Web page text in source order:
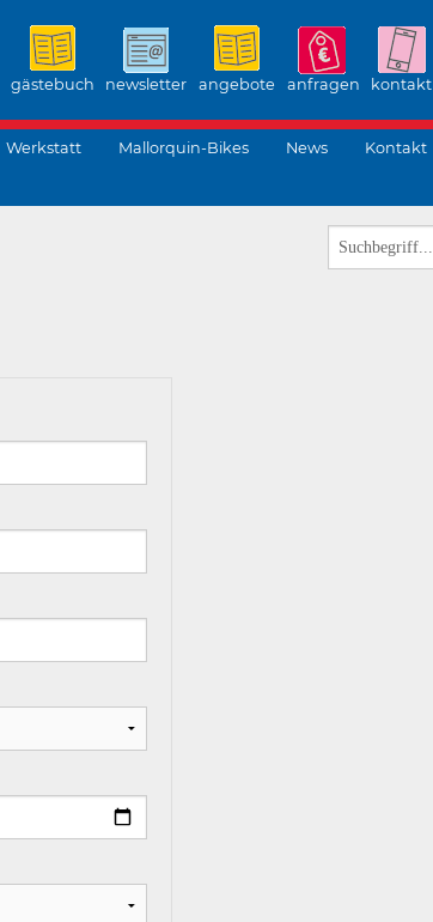
gästebuch newsletter angebote anfragen kontakt
Werkstatt Mallorquin-Bikes News Kontakt